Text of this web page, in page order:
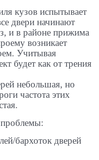
кузов испытывает
двери начинают
и в районе прижима
возникает
Учитывая
будет как от трения
небольшая, но
частота этих
бархоток дверей